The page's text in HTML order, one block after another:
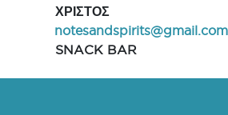
ΧΡΙΣΤΟΣ
notesandspirits@gmail.com
SNACK BAR